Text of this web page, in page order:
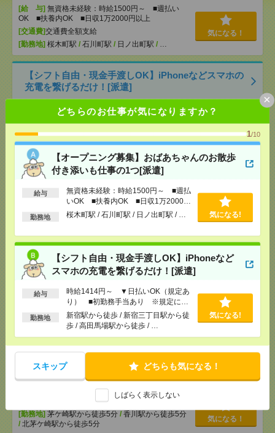
どちらのお仕事が気になりますか？
1/10
【オープニング募集】おばあちゃんのお散歩
付き添いも仕事の1つ[派遣]
給与
無資格未経験：時給1500円～ ■週払
いOK ■扶養内OK ■日収1万2000円
以上
勤務地 桜木町駅 / 石川町駅 / 日ノ出町駅 / … 気になる!
【シフト自由・現金手渡しOK】iPhoneなど
スマホの充電を繋げるだけ！[派遣]
給与
時給1414円～ ▼日払いOK（規定あ
り） ■初勤務手当あり ※規定によ
る
勤務地
新宿駅から徒歩 / 新宿三丁目駅から徒
歩 / 高田馬場駅から徒歩 / …
気になる!
スキップ どちらも気になる！
しばらく表示しない
×
[給 与] 無資格未経験：時給1500円～ ■週払い
OK ■扶養内OK ■日収1万2000円以上
[交通費]交通費全額支給
[勤務地] 桜木町駅 / 石川町駅 / 日ノ出町駅 / …
気になる！
【シフト自由・現金手渡しOK】iPhoneなどスマホの
充電を繋げるだけ！[派遣]
時給1414円～ ▼日払いOK（規定あ
[勤務地]新宿駅から徒歩/新宿三丁目駅から徒歩/
高田馬場駅から徒歩/…
気になる！
＜日本を代表するバンド＊サカナクション＞ツアー
公演のサポートバイト＠日本武道館[アルバイト]
時給1250円～
[交通費]支給（規定有り）
[勤務地]九段下駅から徒歩5分/竹橋駅から徒歩10
分/神保町駅から徒歩15分/…
気になる！
＜SEKAI NO OWARI＊8月15日・16日＞ドーム公演
のサポートバイト[アルバイト]
時給1250円～
[交通費] 支給（規定有り）
[勤務地]後楽園駅から徒歩5分/水道橋駅から徒歩5
分/春日(東京都)駅から徒歩7分
気になる！
＼来社不要／単発1日OK＊文房具の仕分け[派遣]
時給1,500円～1,875円
[勤務地] 茅ケ崎駅から徒歩5分 / 香川駅から徒歩5分
/ 北茅ケ崎駅から徒歩5分
気になる！